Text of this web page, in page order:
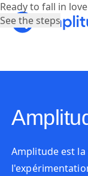
Amplitude est
Ready to fall in
See the steps